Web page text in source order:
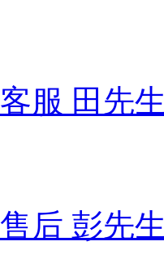
客服 田先生
售后 彭先生